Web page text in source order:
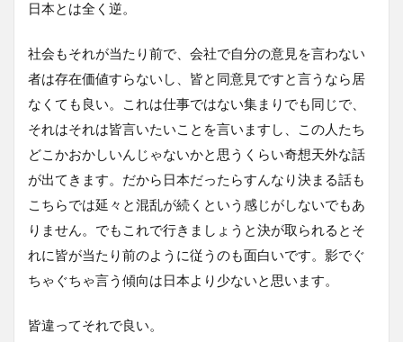
日本とは全く逆。
社会もそれが当たり前で、会社で自分の意見を言わない
者は存在価値すらないし、皆と同意見ですと言うなら居
なくても良い。これは仕事ではない集まりでも同じで、
それはそれは皆言いたいことを言いますし、この人たち
どこかおかしいんじゃないかと思うくらい奇想天外な話
が出てきます。だから日本だったらすんなり決まる話も
こちらでは延々と混乱が続くという感じがしないでもあ
りません。でもこれで行きましょうと決が取られるとそ
れに皆が当たり前のように従うのも面白いです。影でぐ
ちゃぐちゃ言う傾向は日本より少ないと思います。
皆違ってそれで良い。